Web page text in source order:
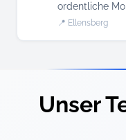
ordentliche
📍 Ellensberg
Unser